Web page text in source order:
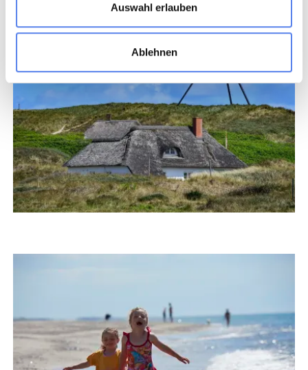
Auswahl erlauben
Ablehnen